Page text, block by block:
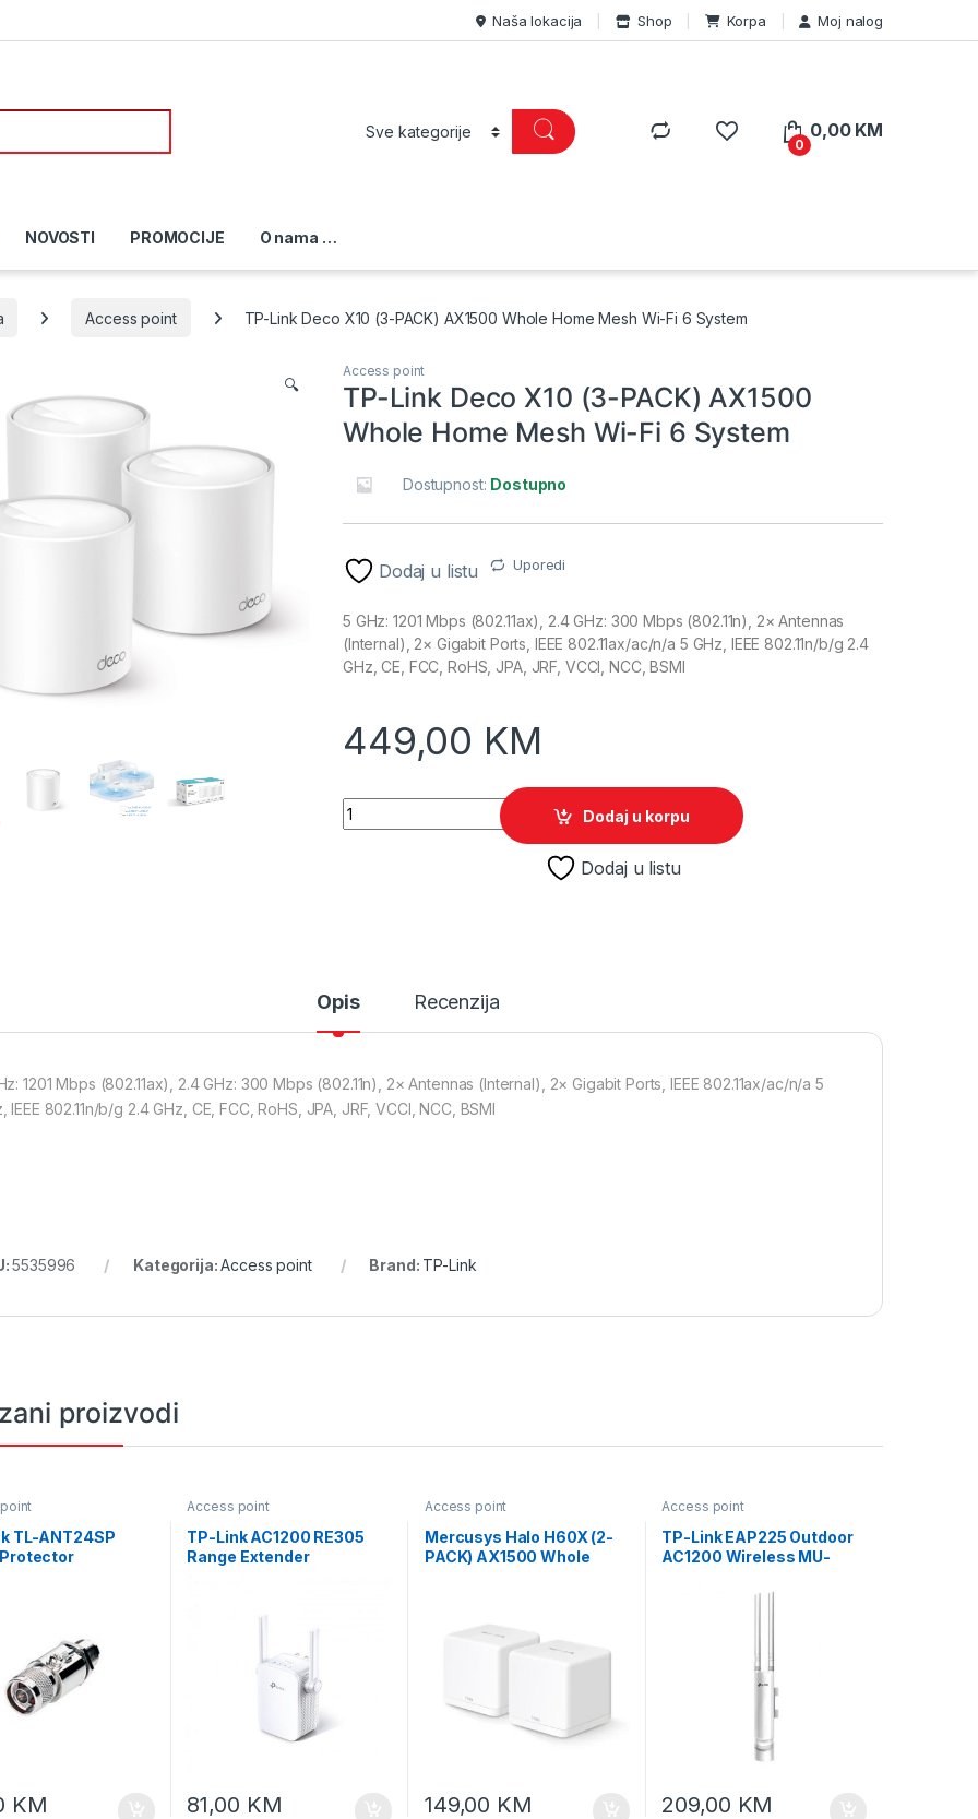
Naša lokacija Shop Korpa Moj nalog
0
0,00 KM
NOVOSTI PROMOCIJE O nama …
Access point TP-Link Deco X10 (3-PACK) AX1500 Whole Home Mesh Wi-Fi 6 System
🔍
Access point
TP-Link Deco X10 (3-PACK) AX1500
Whole Home Mesh Wi-Fi 6 System
Dostupnost: Dostupno
Dodaj u listu Uporedi
5 GHz: 1201 Mbps (802.11ax), 2.4 GHz: 300 Mbps (802.11n), 2× Antennas
(Internal), 2× Gigabit Ports, IEEE 802.11ax/ac/n/a 5 GHz, IEEE 802.11n/b/g 2.4
GHz, CE, FCC, RoHS, JPA, JRF, VCCI, NCC, BSMI
449,00 KM
TP-Link Deco X10 (3-PACK) AX1500 Whole Home Mesh Wi-Fi 6 System quantity
Dodaj u korpu
Dodaj u listu
Opis Recenzija
1201 Mbps (802.11ax), 2.4 GHz: 300 Mbps (802.11n), 2× Antennas (Internal), 2× Gigabit Ports, IEEE 802.11ax/ac/n/a 5
IEEE 802.11n/b/g 2.4 GHz, CE, FCC, RoHS, JPA, JRF, VCCI, NCC, BSMI
5535996 Kategorija:Access point Brand: TP-Link
proizvodi
TL-ANT24SP
KM
Access point
TP-Link AC1200 RE305
Range Extender
81,00 KM
Access point
Mercusys Halo H60X (2-
PACK) AX1500 Whole
149,00 KM
Access point
TP-Link EAP225 Outdoor
AC1200 Wireless MU-
access point
209,00 KM